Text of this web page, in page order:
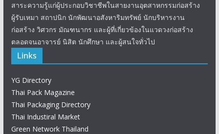
สาระความรู้แก่ผู้ประกอบวิชาชีพในสายงานอุตสาหกรรมก่อสร้าง
ผู้รับเหมา สถาปนิก นักพัฒนาอสังหาริมทรัพย์ นักบริหารงาน
ก่อสร้าง วิศวกร มัณฑนากร และผู้ที่เกี่ยวข้องในแวดวงก่อสร้าง
ตลอดจนอาจารย์ นิสิต นักศึกษา และผู้สนใจทั่วไป
Links
YG Directory
Thai Pack Magazine
Thai Packaging Directory
Thai Industiral Market
Green Network Thailand